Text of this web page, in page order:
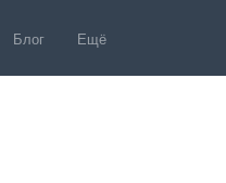
Блог Ещё